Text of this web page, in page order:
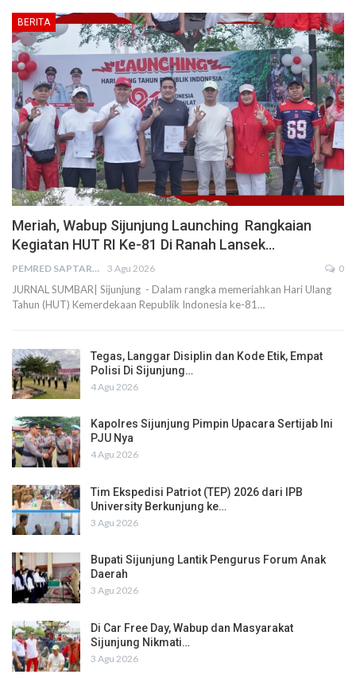
BERITA
Meriah, Wabup Sijunjung Launching Rangkaian
Kegiatan HUT RI Ke-81 Di Ranah Lansek…
PEMRED SAPTARIUS 3 Agu 2026 0
JURNAL SUMBAR| Sijunjung - Dalam rangka memeriahkan Hari Ulang
Tahun (HUT) Kemerdekaan Republik Indonesia ke-81…
Tegas, Langgar Disiplin dan Kode Etik, Empat
Polisi Di Sijunjung…
4 Agu 2026
Kapolres Sijunjung Pimpin Upacara Sertijab Ini
PJU Nya
4 Agu 2026
Tim Ekspedisi Patriot (TEP) 2026 dari IPB
University Berkunjung ke…
3 Agu 2026
Bupati Sijunjung Lantik Pengurus Forum Anak
Daerah
3 Agu 2026
Di Car Free Day, Wabup dan Masyarakat
Sijunjung Nikmati…
3 Agu 2026